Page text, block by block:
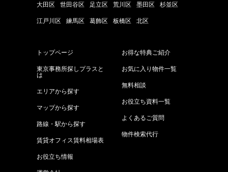
大田区 世田谷区 足立区 荒川区 墨田区 杉並区
江戸川区 練馬区 葛飾区 板橋区 北区
トップページ
東京事務所探しプラスと
は
エリアから探す
マップから探す
路線・駅から探す
賃貸オフィス賃料相場表
お得な特典ご紹介
お気に入り物件一覧
無料相談
お役立ち資料一覧
よくあるご質問
物件検索代行
お役立ち情報